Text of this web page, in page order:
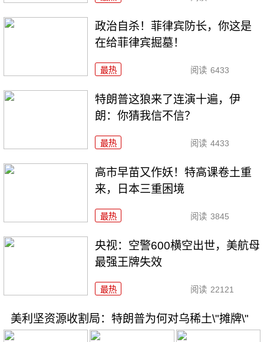
政治自杀！菲律宾防长，你这是
在给菲律宾掘墓！
最热 阅读 6433
特朗普这狼来了连演十遍，伊
朗：你猜我信不信？
最热 阅读 4433
高市早苗又作妖！特高课卷土重
来，日本三重困境
最热 阅读 3845
央视：空警600横空出世，美航母
最强王牌失效
最热 阅读 22121
美利坚资源收割局：特朗普为何对乌稀土\"摊牌\"